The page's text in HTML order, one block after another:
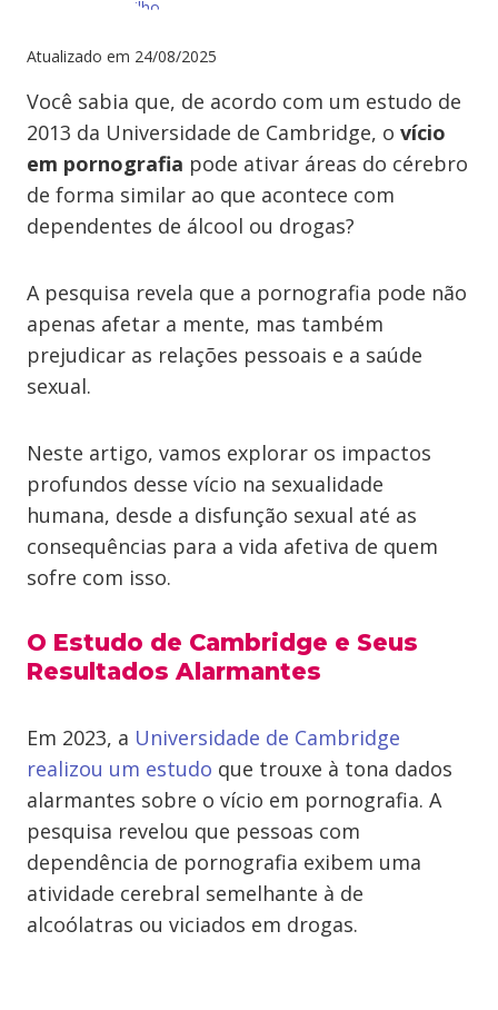
Atualizado em 24/08/2025
Você sabia que, de acordo com um estudo de
2013 da Universidade de Cambridge, o vício
em pornografia pode ativar áreas do cérebro
de forma similar ao que acontece com
dependentes de álcool ou drogas?
A pesquisa revela que a pornografia pode não
apenas afetar a mente, mas também
prejudicar as relações pessoais e a saúde
sexual.
Neste artigo, vamos explorar os impactos
profundos desse vício na sexualidade
humana, desde a disfunção sexual até as
consequências para a vida afetiva de quem
sofre com isso.
O Estudo de Cambridge e Seus
Resultados Alarmantes
Em 2023, a Universidade de Cambridge
realizou um estudo que trouxe à tona dados
alarmantes sobre o vício em pornografia. A
pesquisa revelou que pessoas com
dependência de pornografia exibem uma
atividade cerebral semelhante à de
alcoólatras ou viciados em drogas.